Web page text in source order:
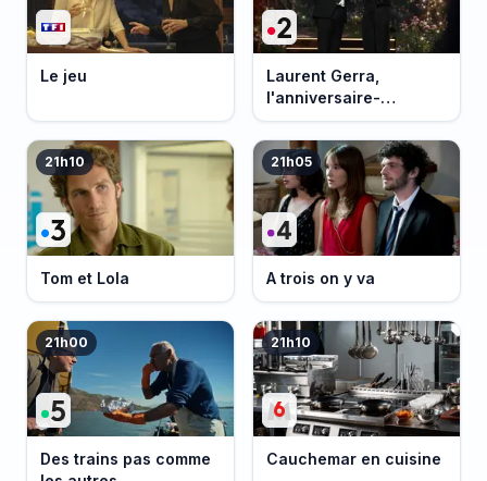
Le jeu
Laurent Gerra,
l'anniversaire-
événement
21h10
Tom et Lola
21h05
A trois on y va
21h00
Des trains pas comme
21h10
Cauchemar en cuisine